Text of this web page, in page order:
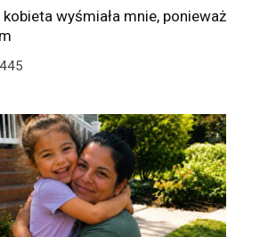
wyśmiała mnie, ponieważ
445